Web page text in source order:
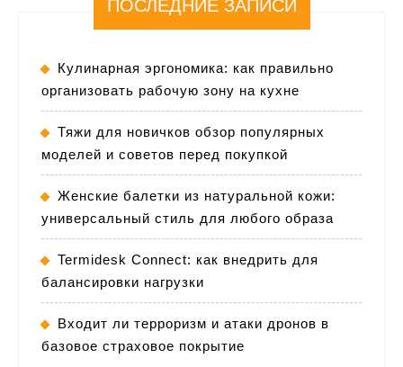
ПОСЛЕДНИЕ ЗАПИСИ
Кулинарная эргономика: как правильно
организовать рабочую зону на кухне
Тяжи для новичков обзор популярных
моделей и советов перед покупкой
Женские балетки из натуральной кожи:
универсальный стиль для любого образа
Termidesk Connect: как внедрить для
балансировки нагрузки
Входит ли терроризм и атаки дронов в
базовое страховое покрытие